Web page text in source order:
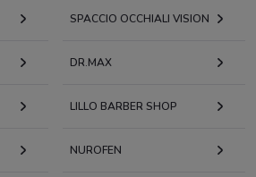
SPACCIO OCCHIALI VISION
DR.MAX
LILLO BARBER SHOP
NUROFEN